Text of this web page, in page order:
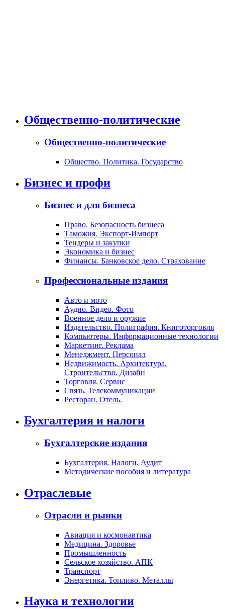
Общественно-политические
Общественно-политические
Общество. Политика. Государство
Бизнес и профи
Бизнес и для бизнеса
Право. Безопасность бизнеса
Таможня. Экспорт-Импорт
Тендеры и закупки
Экономика и бизнес
Финансы. Банковское дело. Страхование
Профессиональные издания
Авто и мото
Аудио. Видео. Фото
Военное дело и оружие
Издательство. Полиграфия. Книготорговля
Компьютеры. Информационные технологии
Маркетинг. Реклама
Менеджмент. Персонал
Недвижимость. Архитектура.
Строительство. Дизайн
Торговля. Сервис
Связь. Телекоммуникации
Ресторан. Отель.
Бухгалтерия и налоги
Бухгалтерские издания
Бухгалтерия. Налоги. Аудит
Методические пособия и литература
Отраслевые
Отрасли и рынки
Авиация и космонавтика
Медицина. Здоровье
Промышленность
Сельское хозяйство. АПК
Транспорт
Энергетика. Топливо. Металлы
Наука и технологии